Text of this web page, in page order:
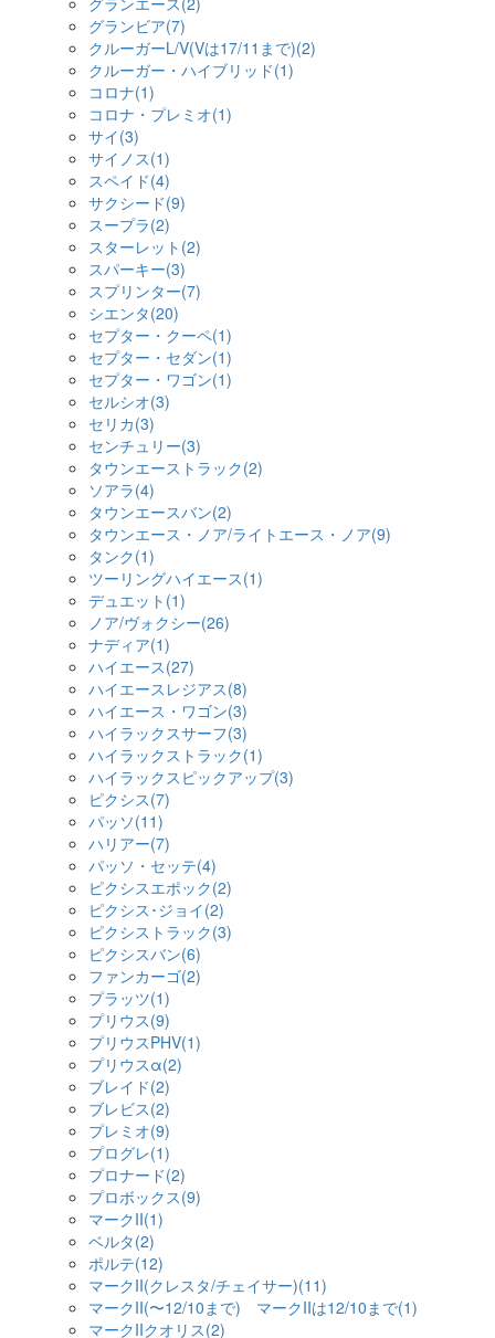
グランビア(7)
クルーガーL/V(Vは17/11まで)(2)
クルーガー・ハイブリッド(1)
コロナ(1)
コロナ・プレミオ(1)
サイ(3)
サイノス(1)
スペイド(4)
サクシード(9)
スープラ(2)
スターレット(2)
スパーキー(3)
スプリンター(7)
シエンタ(20)
セプター・クーペ(1)
セプター・セダン(1)
セプター・ワゴン(1)
セルシオ(3)
セリカ(3)
センチュリー(3)
タウンエーストラック(2)
ソアラ(4)
タウンエースバン(2)
タウンエース・ノア/ライトエース・ノア(9)
タンク(1)
ツーリングハイエース(1)
デュエット(1)
ノア/ヴォクシー(26)
ナディア(1)
ハイエース(27)
ハイエースレジアス(8)
ハイエース・ワゴン(3)
ハイラックスサーフ(3)
ハイラックストラック(1)
ハイラックスピックアップ(3)
ピクシス(7)
パッソ(11)
ハリアー(7)
パッソ・セッテ(4)
ピクシスエポック(2)
ピクシス･ジョイ(2)
ピクシストラック(3)
ピクシスバン(6)
ファンカーゴ(2)
プラッツ(1)
プリウス(9)
プリウスPHV(1)
プリウスα(2)
ブレイド(2)
ブレビス(2)
プレミオ(9)
プログレ(1)
プロナード(2)
プロボックス(9)
マークII(1)
ベルタ(2)
ポルテ(12)
マークII(クレスタ/チェイサー)(11)
マークII(〜12/10まで) マークIIは12/10まで(1)
マークIIクオリス(2)